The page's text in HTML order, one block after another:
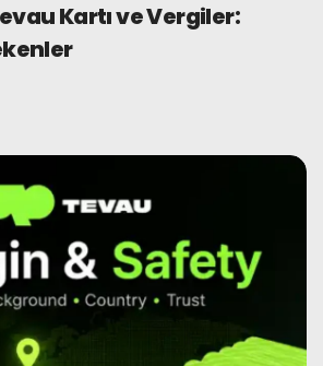
Kartı ve Vergiler: